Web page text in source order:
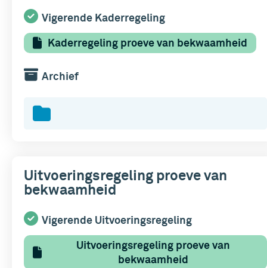
Vigerende Kaderregeling
Kaderregeling proeve van bekwaamheid
Archief
Uitvoeringsregeling proeve van
bekwaamheid
Vigerende Uitvoeringsregeling
Uitvoeringsregeling proeve van
bekwaamheid